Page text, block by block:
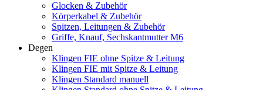
Glocken & Zubehör
Körperkabel & Zubehör
Spitzen, Leitungen & Zubehör
Griffe, Knauf, Sechskantmutter M6
Degen
Klingen FIE ohne Spitze & Leitung
Klingen FIE mit Spitze & Leitung
Klingen Standard manuell